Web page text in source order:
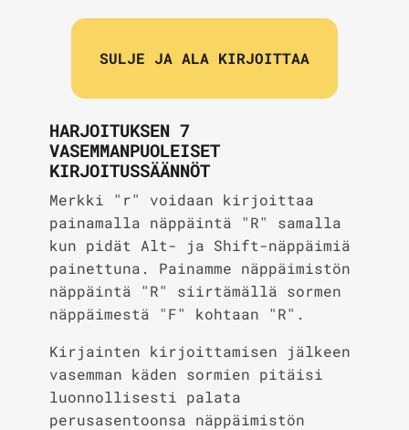
SULJE JA ALA KIRJOITTAA
HARJOITUKSEN 7
VASEMMANPUOLEISET
KIRJOITUSSÄÄNNÖT
Merkki "r" voidaan kirjoittaa
painamalla näppäintä "R" samalla
kun pidät Alt- ja Shift-näppäimiä
painettuna. Painamme näppäimistön
näppäintä "R" siirtämällä sormen
näppäimestä "F" kohtaan "R".
Kirjainten kirjoittamisen jälkeen
vasemman käden sormien pitäisi
luonnollisesti palata
perusasentoonsa näppäimistön